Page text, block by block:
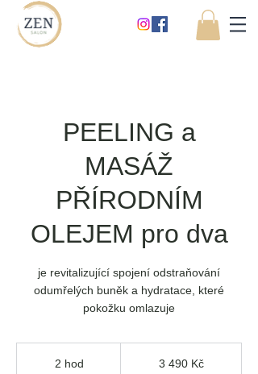
PEELING a
MASÁŽ
PŘÍRODNÍM
OLEJEM pro dva
je revitalizující spojení odstraňování
odumřelých buněk a hydratace, které
pokožku omlazuje
2 hod 3 490 Kč